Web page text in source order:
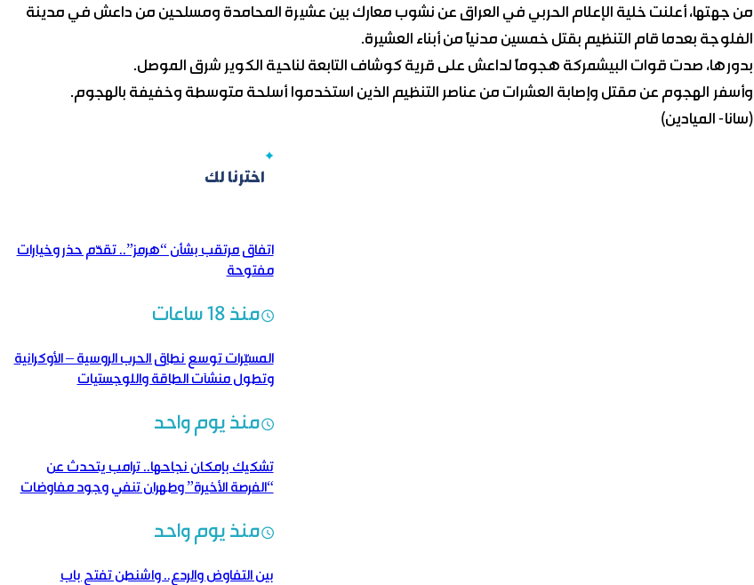
من جهتها، أعلنت خلية الإعلام الحربي في العراق عن نشوب معارك بين عشيرة المحامدة ومسلحين من داعش في مدينة
الفلوجة بعدما قام التنظيم بقتل خمسين مدنياً من أبناء العشيرة.
بدورها، صدت قوات البيشمركة هجوماً لداعش على قرية كوشاف التابعة لناحية الكوير شرق الموصل.
وأسفر الهجوم عن مقتل وإصابة العشرات من عناصر التنظيم الذين استخدموا أسلحة متوسطة وخفيفة بالهجوم.
(سانا- الميادين)
اخترنا لك
اتفاق مرتقب بشأن “هرمز”.. تقدّم حذر وخيارات
مفتوحة
منذ 18 ساعات
المسيّرات توسع نطاق الحرب الروسية – الأوكرانية
وتطول منشآت الطاقة واللوجستيات
منذ يوم واحد
تشكيك بإمكان نجاحها.. ترامب يتحدث عن
“الفرصة الأخيرة” وطهران تنفي وجود مفاوضات
منذ يوم واحد
بين التفاوض والردع.. واشنطن تفتح باب